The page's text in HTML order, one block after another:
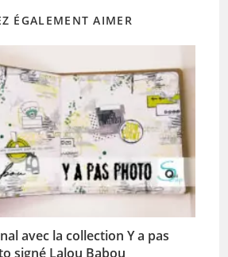
ÉGALEMENT AIMER
avec la collection Y a pas
signé Lalou Babou